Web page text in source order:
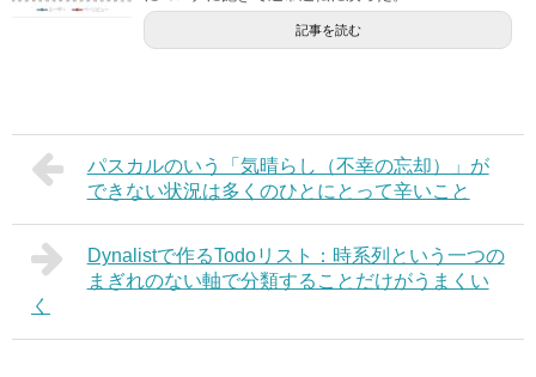
記事を読む
パスカルのいう「気晴らし（不幸の忘却）」が
できない状況は多くのひとにとって辛いこと
Dynalistで作るTodoリスト：時系列という一つの
まぎれのない軸で分類することだけがうまくい
く